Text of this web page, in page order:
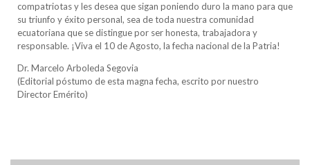
compatriotas y les desea que sigan poniendo duro la mano para que
su triunfo y éxito personal, sea de toda nuestra comunidad
ecuatoriana que se distingue por ser honesta, trabajadora y
responsable. ¡Viva el 10 de Agosto, la fecha nacional de la Patria!
Dr. Marcelo Arboleda Segovia
(Editorial póstumo de esta magna fecha, escrito por nuestro
Director Emérito)